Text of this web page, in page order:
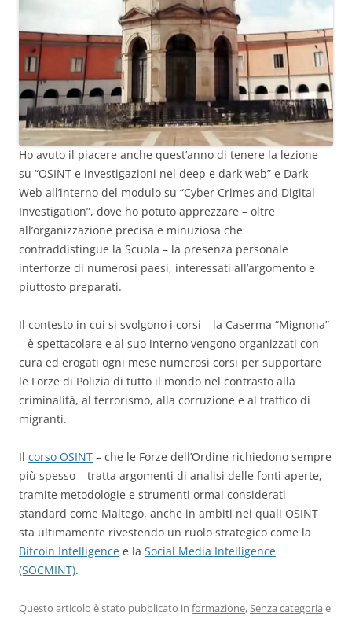
Ho avuto il piacere anche quest’anno di tenere la lezione
su “OSINT e investigazioni nel deep e dark web” e Dark
Web all’interno del modulo su “Cyber Crimes and Digital
Investigation”, dove ho potuto apprezzare – oltre
all’organizzazione precisa e minuziosa che
contraddistingue la Scuola – la presenza personale
interforze di numerosi paesi, interessati all’argomento e
piuttosto preparati.
Il contesto in cui si svolgono i corsi – la Caserma “Mignona”
– è spettacolare e al suo interno vengono organizzati con
cura ed erogati ogni mese numerosi corsi per supportare
le Forze di Polizia di tutto il mondo nel contrasto alla
criminalità, al terrorismo, alla corruzione e al traffico di
migranti.
Il corso OSINT – che le Forze dell’Ordine richiedono sempre
più spesso – tratta argomenti di analisi delle fonti aperte,
tramite metodologie e strumenti ormai considerati
standard come Maltego, anche in ambiti nei quali OSINT
sta ultimamente rivestendo un ruolo strategico come la
Bitcoin Intelligence e la Social Media Intelligence
(SOCMINT).
Questo articolo è stato pubblicato in formazione,Senza categoria e